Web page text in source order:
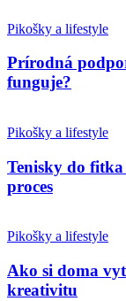
Pikošky a lifestyle
Prírodná
funguje?
Pikošky a lifestyle
Tenisky do
proces
Pikošky a lifestyle
Ako si doma
kreativitu